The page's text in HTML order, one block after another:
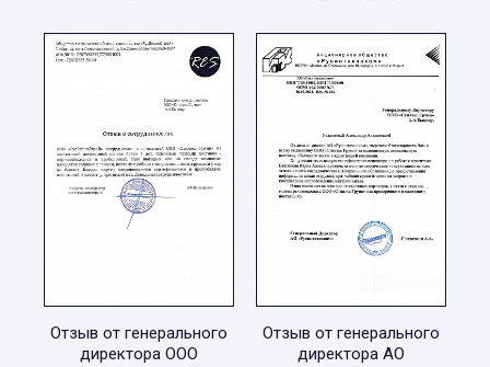
Отзыв от генерального
директора ООО
Отзыв от генерального
директора АО